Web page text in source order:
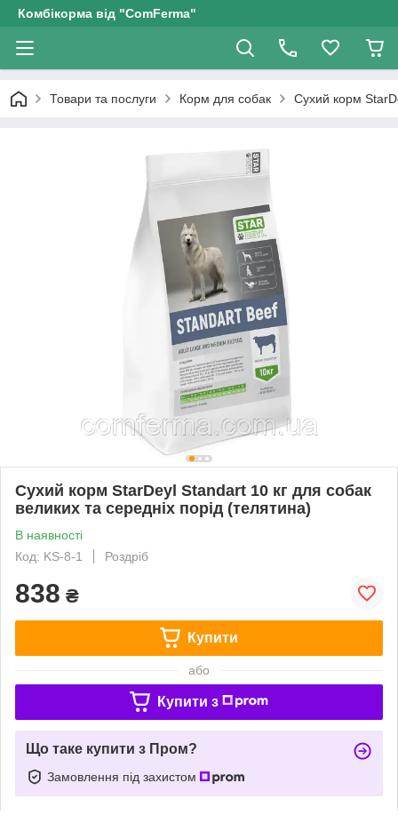
Комбікорма від "ComFerma"
Товари та послуги Корм для собак Сухий корм
Сухий корм StarDeyl Standart 10 кг для собак
великих та середніх порід (телятина)
В наявності
Код: KS-8-1
Роздріб
838 ₴
Купити
або
Купити з
Що таке купити з Пром?
Замовлення під захистом